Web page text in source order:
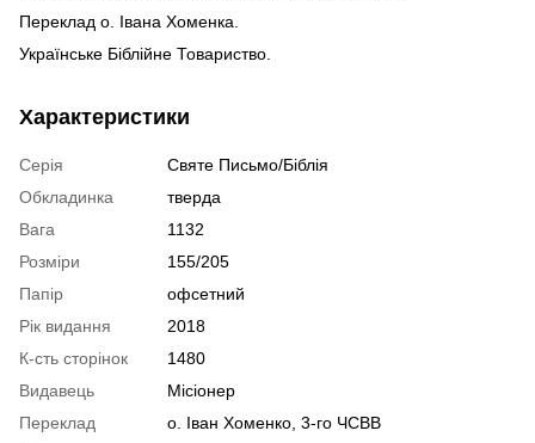
Переклад о. Івана Хоменка.
Українське Біблійне Товариство.
Характеристики
Серія
Святе Письмо/Біблія
Обкладинка
тверда
Вага
1132
Розміри
155/205
Папір
офсетний
Рік видання
2018
К-сть сторінок
1480
Видавець
Місіонер
Переклад
о. Іван Хоменко, 3-го ЧСВВ